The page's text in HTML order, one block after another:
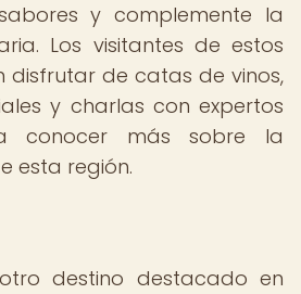
y complemente la
Los visitantes de estos
disfrutar de catas de vinos,
y charlas con expertos
conocer más sobre la
esta región.
destino destacado en